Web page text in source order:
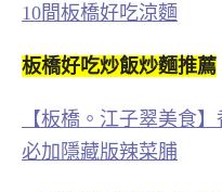
10間板橋好吃涼麵
板橋好吃炒飯炒麵推薦
【板橋。江子翠美食
必加隱藏版辣菜脯